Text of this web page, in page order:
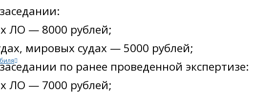
ЛО — 8000 рублей;
мировых судах — 5000 рублей;
по ранее проведенной экспертизе:
ЛО — 7000 рублей;